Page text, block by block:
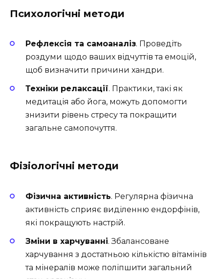
Психологічні методи
Рефлексія та самоаналіз. Проведіть
роздуми щодо ваших відчуттів та емоцій,
щоб визначити причини хандри.
Техніки релаксації. Практики, такі як
медитація або йога, можуть допомогти
знизити рівень стресу та покращити
загальне самопочуття.
Фізіологічні методи
Фізична активність. Регулярна фізична
активність сприяє виділенню ендорфінів,
які покращують настрій.
Зміни в харчуванні. Збалансоване
харчування з достатньою кількістю вітамінів
та мінералів може поліпшити загальний